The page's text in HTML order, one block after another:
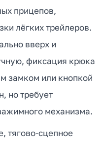
прицепов,
лёгких трейлеров.
вверх и
фиксация крюка
замком или кнопкой
но требует
механизма.
тягово-сцепное